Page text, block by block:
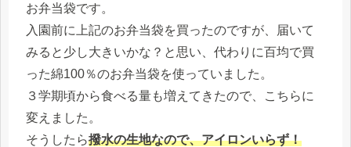
お弁当袋です。
入園前に上記のお弁当袋を買ったのですが、届いて
みると少し大きいかな？と思い、代わりに百均で買
った綿100％のお弁当袋を使っていました。
３学期頃から食べる量も増えてきたので、こちらに
変えました。
そうしたら撥水の生地なので、アイロンいらず！